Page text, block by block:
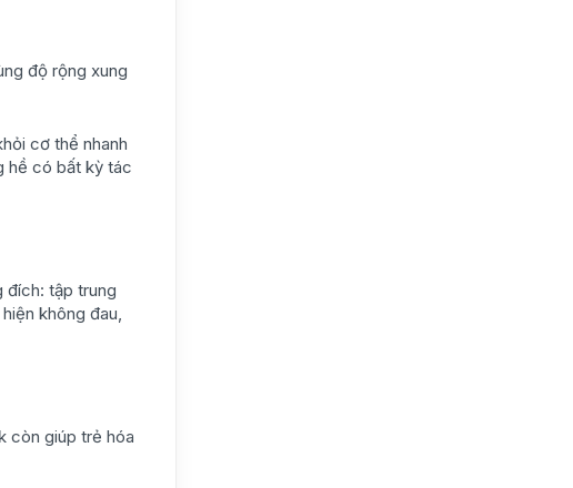
độ rộng xung
cơ thể nhanh
hề có bất kỳ tác
đích: tập trung
không đau,
còn giúp trẻ hóa